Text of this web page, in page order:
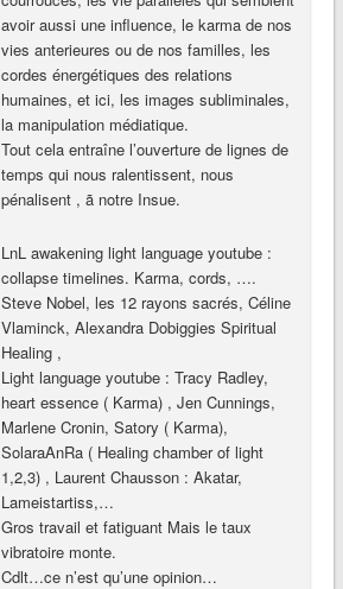
avoir aussi une influence, le karma de nos
vies anterieures ou de nos familles, les
cordes énergétiques des relations
humaines, et ici, les images subliminales,
la manipulation médiatique.
Tout cela entraîne l’ouverture de lignes de
temps qui nous ralentissent, nous
pénalisent , ã notre Insue.
LnL awakening light language youtube :
collapse timelines. Karma, cords, ….
Steve Nobel, les 12 rayons sacrés, Céline
Vlaminck, Alexandra Dobiggies Spiritual
Healing ,
Light language youtube : Tracy Radley,
heart essence ( Karma) , Jen Cunnings,
Marlene Cronin, Satory ( Karma),
SolaraAnRa ( Healing chamber of light
1,2,3) , Laurent Chausson : Akatar,
Lameistartiss,…
Gros travail et fatiguant Mais le taux
vibratoire monte.
Cdlt…ce n’est qu’une opinion…